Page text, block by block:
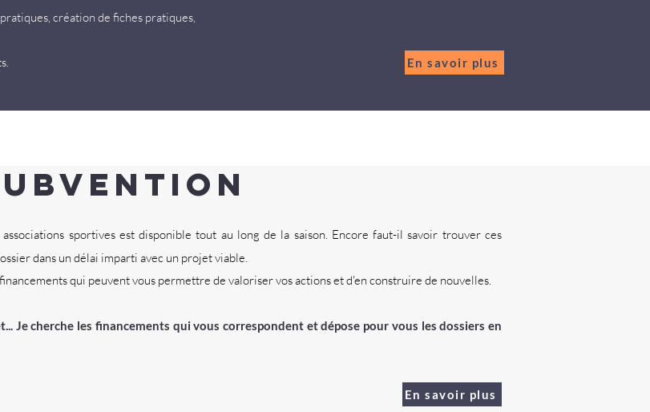
création de fiches pratiques,
En savoir plus
sportives est disponible tout au long de la saison. Encore faut-il savoir trouver ces
dans un délai imparti avec un projet viable.
qui peuvent vous permettre de valoriser vos actions et d'en construire de nouvelles.
Je cherche les financements qui vous correspondent et dépose pour vous les dossiers en
En savoir plus